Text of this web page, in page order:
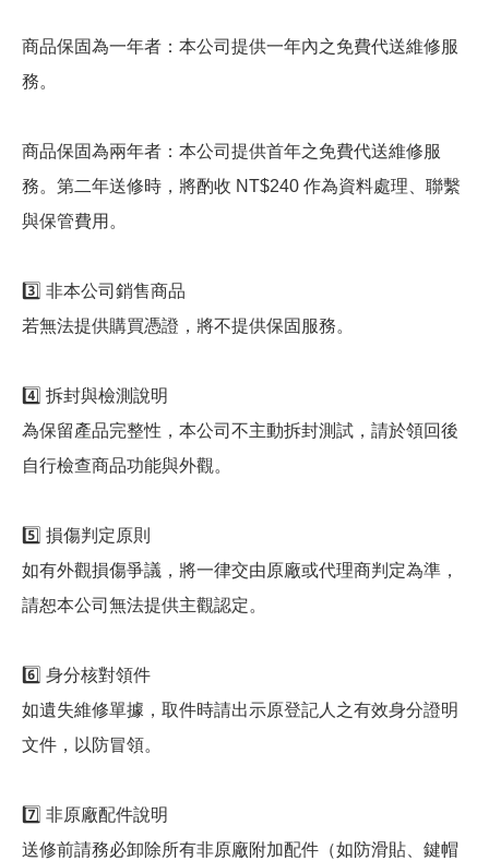
商品保固為一年者：本公司提供一年內之免費代送維修服
務。
商品保固為兩年者：本公司提供首年之免費代送維修服
務。第二年送修時，將酌收 NT$240 作為資料處理、聯繫
與保管費用。
3️⃣ 非本公司銷售商品
若無法提供購買憑證，將不提供保固服務。
4️⃣ 拆封與檢測說明
為保留產品完整性，本公司不主動拆封測試，請於領回後
自行檢查商品功能與外觀。
5️⃣ 損傷判定原則
如有外觀損傷爭議，將一律交由原廠或代理商判定為準，
請恕本公司無法提供主觀認定。
6️⃣ 身分核對領件
如遺失維修單據，取件時請出示原登記人之有效身分證明
文件，以防冒領。
7️⃣ 非原廠配件說明
送修前請務必卸除所有非原廠附加配件（如防滑貼、鍵帽